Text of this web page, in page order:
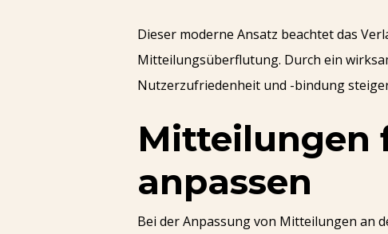
Dieser moderne Ansatz beachtet das
Mitteilungsüberflutung. Durch ein
Nutzerzufriedenheit und -bindung
Mitteilungen
anpassen
Bei der Anpassung von Mitteilungen an